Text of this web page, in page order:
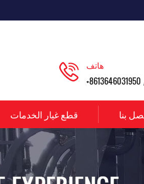
هاتف
+8613646031950
قطع غيار الخدمات بنا